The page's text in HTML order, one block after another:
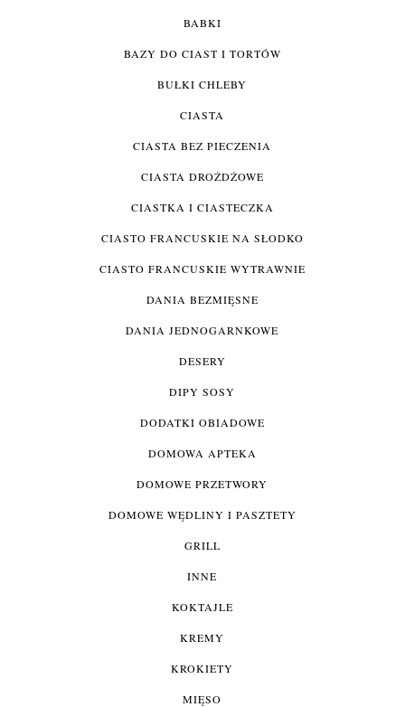
BABKI
BAZY DO CIAST I TORTÓW
BUŁKI CHLEBY
CIASTA
CIASTA BEZ PIECZENIA
CIASTA DROŻDŻOWE
CIASTKA I CIASTECZKA
CIASTO FRANCUSKIE NA SŁODKO
CIASTO FRANCUSKIE WYTRAWNIE
DANIA BEZMIĘSNE
DANIA JEDNOGARNKOWE
DESERY
DIPY SOSY
DODATKI OBIADOWE
DOMOWA APTEKA
DOMOWE PRZETWORY
DOMOWE WĘDLINY I PASZTETY
GRILL
INNE
KOKTAJLE
KREMY
KROKIETY
MIĘSO